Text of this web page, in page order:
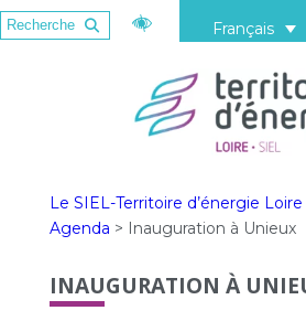
Français
Le SIEL-Territoire d’énergie Loire
Agenda > Inauguration à Unieux
INAUGURATION À